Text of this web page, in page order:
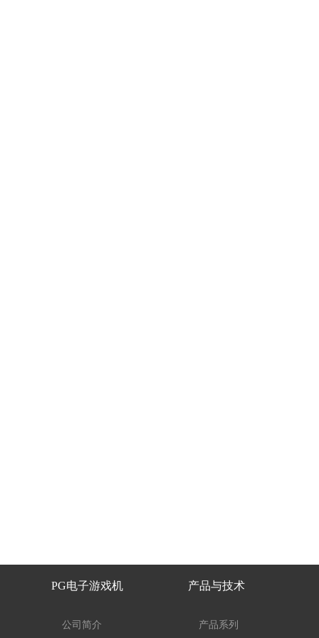
PG电子游戏机
公司简介
产品与技术
产品系列